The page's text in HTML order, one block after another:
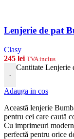
Lenjerie de pat
Clasy
245 lei TVA inclus
-
Cantitate Lenjerie
Adauga in cos
Această lenjerie
pentru cei care caută
Cu imprimeuri
perfectă pentru orice